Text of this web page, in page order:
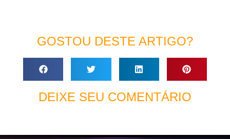
GOSTOU DESTE ARTIGO?
DEIXE SEU COMENTÁRIO